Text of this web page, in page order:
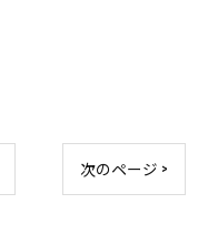
次のページ >